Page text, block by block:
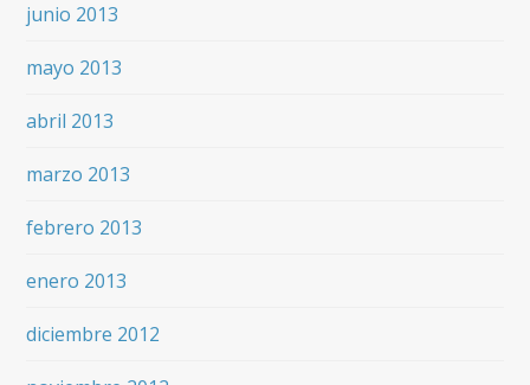
junio 2013
mayo 2013
abril 2013
marzo 2013
febrero 2013
enero 2013
diciembre 2012